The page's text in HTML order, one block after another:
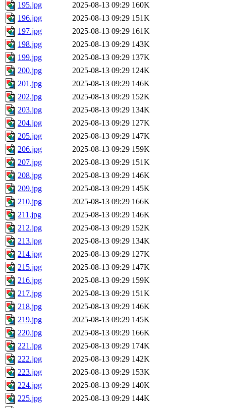
195.jpg
2025-08-13 09:29 160K
196.jpg
2025-08-13 09:29 151K
197.jpg
2025-08-13 09:29 161K
198.jpg
2025-08-13 09:29 143K
199.jpg
2025-08-13 09:29 137K
200.jpg
2025-08-13 09:29 124K
201.jpg
2025-08-13 09:29 146K
202.jpg
2025-08-13 09:29 152K
203.jpg
2025-08-13 09:29 134K
204.jpg
2025-08-13 09:29 127K
205.jpg
2025-08-13 09:29 147K
206.jpg
2025-08-13 09:29 159K
207.jpg
2025-08-13 09:29 151K
208.jpg
2025-08-13 09:29 146K
209.jpg
2025-08-13 09:29 145K
210.jpg
2025-08-13 09:29 166K
211.jpg
2025-08-13 09:29 146K
212.jpg
2025-08-13 09:29 152K
213.jpg
2025-08-13 09:29 134K
214.jpg
2025-08-13 09:29 127K
215.jpg
2025-08-13 09:29 147K
216.jpg
2025-08-13 09:29 159K
217.jpg
2025-08-13 09:29 151K
218.jpg
2025-08-13 09:29 146K
219.jpg
2025-08-13 09:29 145K
220.jpg
2025-08-13 09:29 166K
221.jpg
2025-08-13 09:29 174K
222.jpg
2025-08-13 09:29 142K
223.jpg
2025-08-13 09:29 153K
224.jpg
2025-08-13 09:29 140K
225.jpg
2025-08-13 09:29 144K